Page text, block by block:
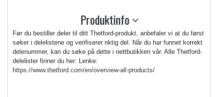
Produktinfo
Før du bestiller deler til ditt Thetford-produkt, anbefaler vi at du først
søker i delelistene og verifiserer riktig del. Når du har funnet korrekt
delenummer, kan du søke på dette i nettbutikken vår. Alle Thetford-
delelister finner du her: Lenke:
https://www.thetford.com/en/overview-all-products/